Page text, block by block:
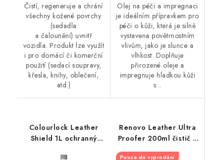
Čistí, regeneruje a chrání
všechny kožené povrchy
(sedadla
a čalounění) uvnitř
vozidla. Produkt lze využít
i pro domácí či komerční
použití (sedací soupravy,
křesla, knihy, oblečení,
atd.)
Olej na péči a impregnaci
je ideálním přípravkem pro
péči o kůži, která je silně
vystavena povětrnostním
vlivům, jako je slunce a
vlhkost. Doplňuje
přirozené oleje a
impregnuje hladkou kůži
s...
Colourlock Leather
Shield 1L ochranný
Renovo Leather Ultra
Proofer 200ml čistič a
Pouze do vyprodání